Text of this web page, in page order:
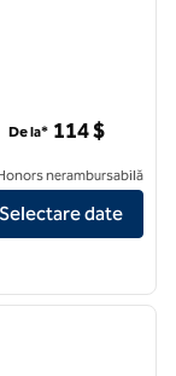
by Hilton Ontario
De la* 114 $
nerambursabilă
Selectare date